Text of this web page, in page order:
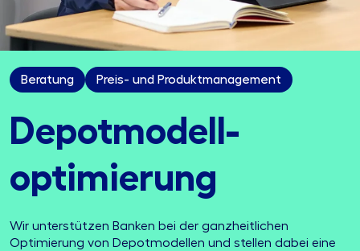
Beratung Preis- und Produktmanagement
Depot­modell­
optimierung
Wir unterstützen Banken bei der ganzheitlichen
Optimierung von Depotmodellen und stellen dabei eine